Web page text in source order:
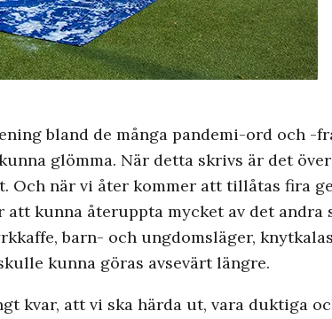
bland de många pandemi-ord och -
glömma. När detta skrivs är det
när vi åter kommer att tillåtas fira
kunna återuppta mycket av det andra
barn- och ungdomsläger,
kunna göras avsevärt längre.
kvar, att vi ska härda ut, vara duktiga